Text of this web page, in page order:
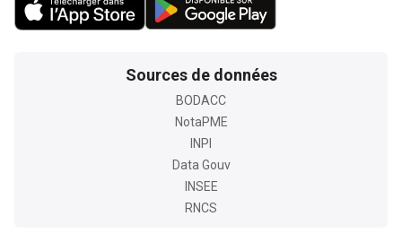
Sources de données
BODACC
NotaPME
INPI
Data Gouv
INSEE
RNCS